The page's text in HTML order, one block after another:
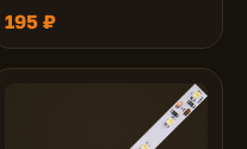
светодиодная лента на
катушке 5м.
195 ₽